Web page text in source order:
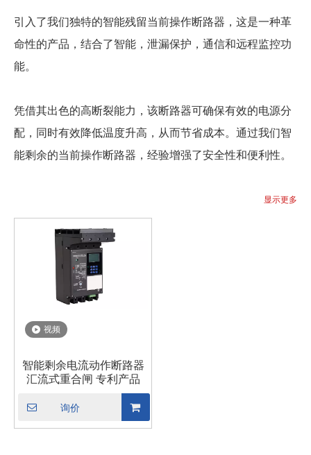
引入了我们独特的智能残留当前操作断路器，这是一种革
命性的产品，结合了智能，泄漏保护，通信和远程监控功
能。
凭借其出色的高断裂能力，该断路器可确保有效的电源分
配，同时有效降低温度升高，从而节省成本。通过我们智
能剩余的当前操作断路器，经验增强了安全性和便利性。
显示更多
视频
智能剩余电流动作断路器
汇流式重合闸 专利产品
询价